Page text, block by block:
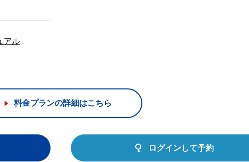
アル
料金プランの詳細はこちら
ログインして予約